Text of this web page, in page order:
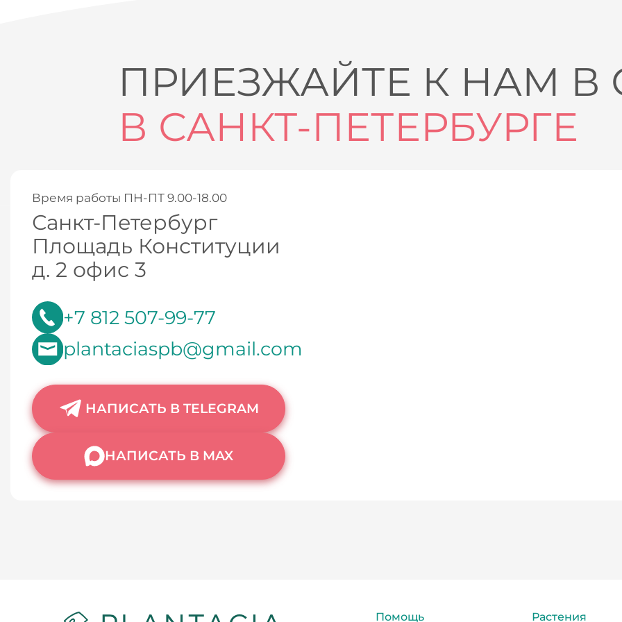
ПРИЕЗЖАЙТЕ К НАМ В
В САНКТ-ПЕТЕРБУРГЕ
Время работы ПН-ПТ 9.00-18.00
Санкт-Петербург
Площадь Конституции
д. 2 офис 3
+7 812 507-99-77
plantaciaspb@gmail.com
НАПИСАТЬ В TELEGRAM
НАПИСАТЬ В MAX
Помощь Растения